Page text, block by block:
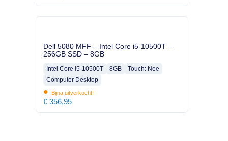
Dell 5080 MFF – Intel Core i5-10500T –
256GB SSD – 8GB
Intel Core i5-10500T 8GB
Touch: Nee
Computer Desktop
• Bijna uitverkocht!
€ 356,95